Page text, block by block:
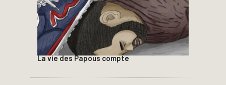
La vie des Papous compte